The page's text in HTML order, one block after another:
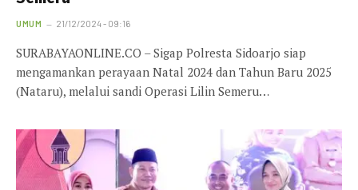
UMUM 21/12/2024 - 09:16
SURABAYAONLINE.CO – Sigap Polresta Sidoarjo siap
mengamankan perayaan Natal 2024 dan Tahun Baru 2025
(Nataru), melalui sandi Operasi Lilin Semeru…